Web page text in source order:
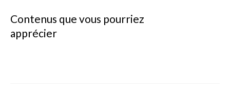
Contenus que vous pourriez
apprécier